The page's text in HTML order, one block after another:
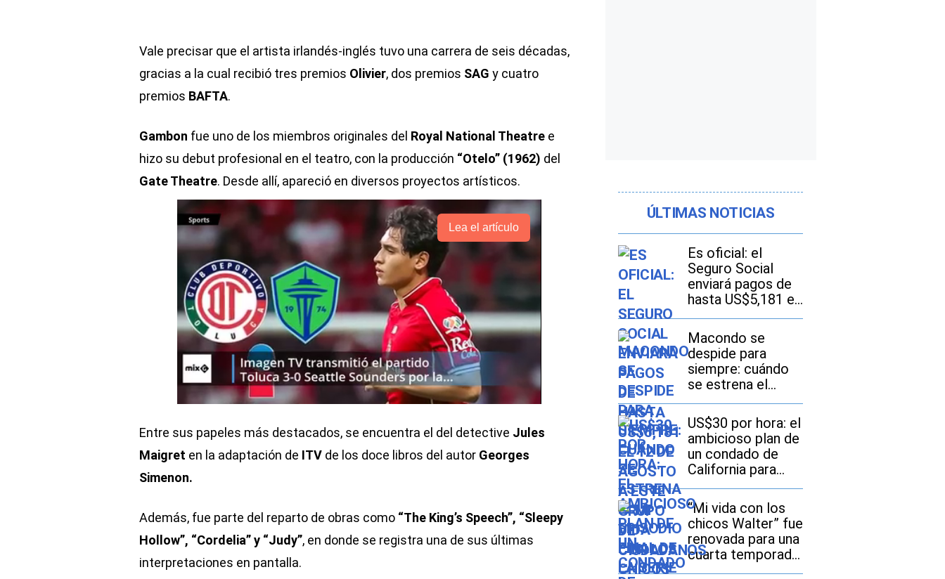
Vale precisar que el artista irlandés-inglés tuvo una carrera de seis décadas,
gracias a la cual recibió tres premios Olivier, dos premios SAG y cuatro
premios BAFTA.
Gambon fue uno de los miembros originales del Royal National Theatre e
hizo su debut profesional en el teatro, con la producción “Otelo” (1962) del
Gate Theatre. Desde allí, apareció en diversos proyectos artísticos.
Lea el artículo
Entre sus papeles más destacados, se encuentra el del detective Jules
Maigret en la adaptación de ITV de los doce libros del autor Georges
Simenon.
Además, fue parte del reparto de obras como “The King’s Speech”, “Sleepy
Hollow”, “Cordelia” y “Judy”, en donde se registra una de sus últimas
interpretaciones en pantalla.
ÚLTIMAS NOTICIAS
Es oficial: el
Seguro Social
enviará pagos de
hasta US$5,181 el
12 de agosto a
este grupo de
ciudadanos
Macondo se
despide para
siempre: cuándo
se estrena el
episodio final de la
serie “Cien años
de soledad” en
Netflix
US$30 por hora: el
ambicioso plan de
un condado de
California para
tener el salario
mínimo más alto
de EE. UU.
“Mi vida con los
chicos Walter” fue
renovada para una
cuarta temporada:
Netflix apuesta